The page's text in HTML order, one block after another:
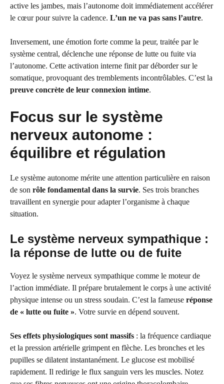
active les jambes, mais l’autonome doit immédiatement accélérer
le cœur pour suivre la cadence. L’un ne va pas sans l’autre.
Inversement, une émotion forte comme la peur, traitée par le
système central, déclenche une réponse de lutte ou fuite via
l’autonome. Cette activation interne finit par déborder sur le
somatique, provoquant des tremblements incontrôlables. C’est la
preuve concrète de leur connexion intime.
Focus sur le système
nerveux autonome :
équilibre et régulation
Le système autonome mérite une attention particulière en raison
de son rôle fondamental dans la survie. Ses trois branches
travaillent en synergie pour adapter l’organisme à chaque
situation.
Le système nerveux sympathique :
la réponse de lutte ou de fuite
Voyez le système nerveux sympathique comme le moteur de
l’action immédiate. Il prépare brutalement le corps à une activité
physique intense ou un stress soudain. C’est la fameuse réponse
de « lutte ou fuite ». Votre survie en dépend souvent.
Ses effets physiologiques sont massifs : la fréquence cardiaque
et la pression artérielle grimpent en flèche. Les bronches et les
pupilles se dilatent instantanément. Le glucose est mobilisé
rapidement. Il redirige le flux sanguin vers les muscles. Notez